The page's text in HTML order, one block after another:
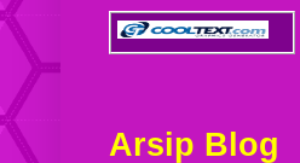
Arsip Blog